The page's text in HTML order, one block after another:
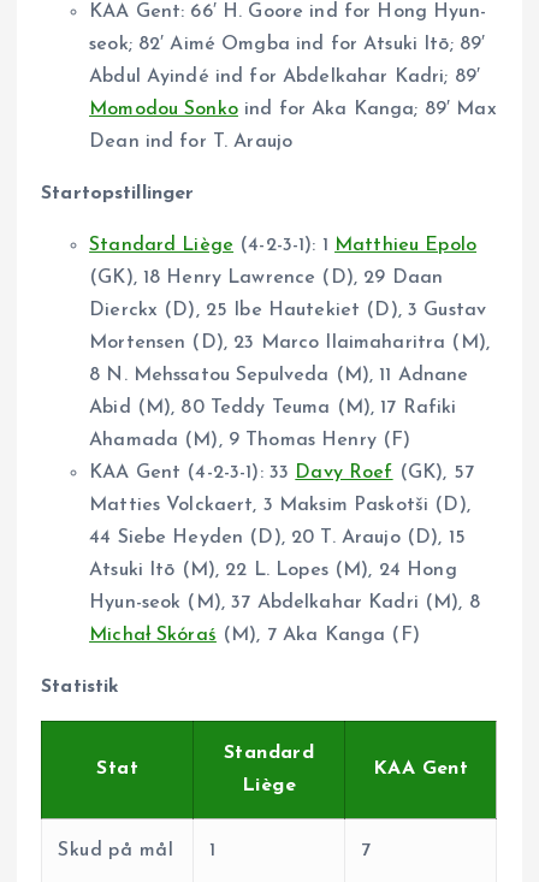
KAA Gent: 66′ H. Goore ind for Hong Hyun-
seok; 82′ Aimé Omgba ind for Atsuki Itō; 89′
Abdul Ayindé ind for Abdelkahar Kadri; 89′
Momodou Sonkoind for Aka Kanga; 89′ Max
Dean ind for T. Araujo
Startopstillinger
Standard Liège (4-2-3-1): 1
Matthieu Epolo
(GK), 18 Henry Lawrence (D), 29 Daan
Dierckx (D), 25 Ibe Hautekiet (D), 3 Gustav
Mortensen (D), 23 Marco Ilaimaharitra (M),
8 N. Mehssatou Sepulveda (M), 11 Adnane
Abid (M), 80 Teddy Teuma (M), 17 Rafiki
Ahamada (M), 9 Thomas Henry (F)
KAA Gent (4-2-3-1): 33 Davy Roef (GK), 57
Matties Volckaert, 3 Maksim Paskotši (D),
44 Siebe Heyden (D), 20 T. Araujo (D), 15
Atsuki Itō (M), 22 L. Lopes (M), 24 Hong
Hyun-seok (M), 37 Abdelkahar Kadri (M), 8
Michał Skóraś (M), 7 Aka Kanga (F)
Statistik
Stat
Standard
Liège
KAA Gent
Skud på mål 1 7